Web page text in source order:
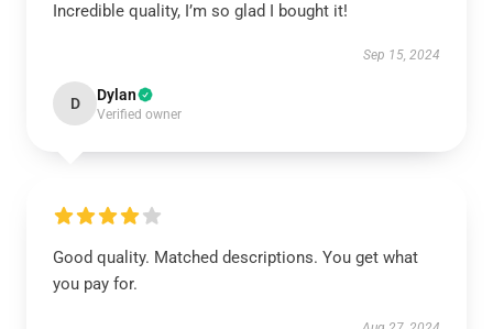
Incredible quality, I’m so glad I bought it!
Sep 15, 2024
D Dylan
Verified owner
Good quality. Matched descriptions. You get what
you pay for.